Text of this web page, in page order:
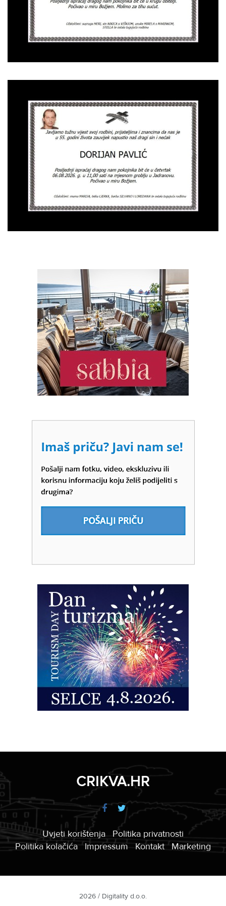
CRIKVA.HR
Uvjeti korištenja
Politika privatnosti
Politika kolačića
Impressum Kontakt Marketing
2026 / Digitality d.o.o.